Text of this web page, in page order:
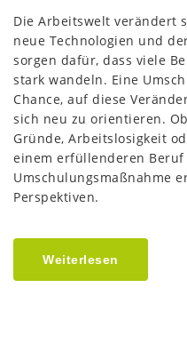
Die Arbeitswelt verändert
neue Technologien und
sorgen dafür, dass viele
stark wandeln. Eine
Chance, auf diese
sich neu zu orientieren.
Gründe, Arbeitslosigkeit
einem erfüllenderen Beruf
Umschulungsmaßnahme
Perspektiven.
Weiterlesen